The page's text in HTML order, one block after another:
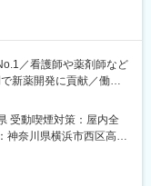
とも可能です。
やCRAへのキャリアチ
症状が改善する現場に
支える重要な役割を果
会全体に対しても高い
／看護師や薬剤師など
新薬開発に貢献／働き
師や院内スタッフ、さ
。また、治験を受けて
り向き合う仕事です。
受動喫煙対策：屋内全
神奈川県横浜市西区高島
：JR東海道本線／横浜
内禁煙だが、事業所に